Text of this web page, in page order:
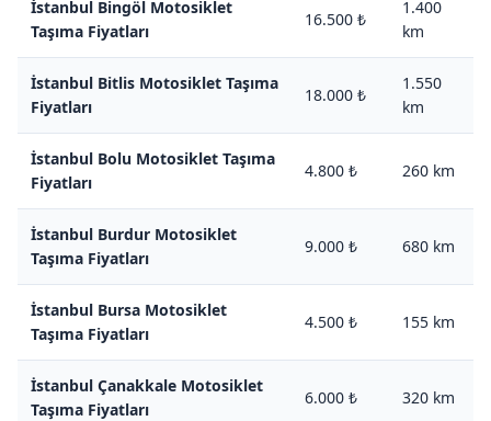
İstanbul Bingöl Motosiklet
Taşıma Fiyatları
16.500 ₺
1.400
km
İstanbul Bitlis Motosiklet Taşıma
Fiyatları
18.000 ₺
1.550
km
İstanbul Bolu Motosiklet Taşıma
Fiyatları
4.800 ₺ 260 km
İstanbul Burdur Motosiklet
Taşıma Fiyatları
9.000 ₺ 680 km
İstanbul Bursa Motosiklet
Taşıma Fiyatları
4.500 ₺ 155 km
İstanbul Çanakkale Motosiklet
Taşıma Fiyatları
6.000 ₺ 320 km